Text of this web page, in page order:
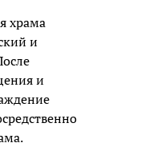
храма
и
и